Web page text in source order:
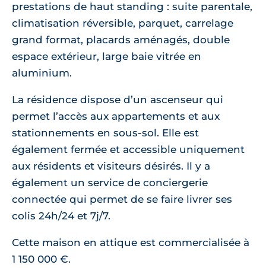
prestations de haut standing : suite parentale,
climatisation réversible, parquet, carrelage
grand format, placards aménagés, double
espace extérieur, large baie vitrée en
aluminium.
La résidence dispose d’un ascenseur qui
permet l’accès aux appartements et aux
stationnements en sous-sol. Elle est
également fermée et accessible uniquement
aux résidents et visiteurs désirés. Il y a
également un service de conciergerie
connectée qui permet de se faire livrer ses
colis 24h/24 et 7j/7.
Cette maison en attique est commercialisée à
1 150 000 €.